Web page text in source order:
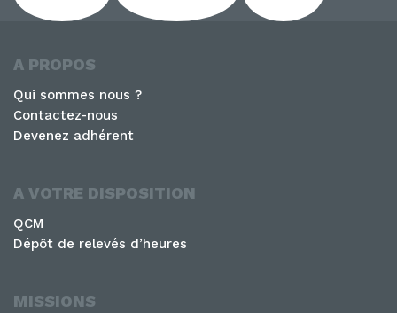
A PROPOS
Qui sommes nous ?
Contactez-nous
Devenez adhérent
A VOTRE DISPOSITION
QCM
Dépôt de relevés d’heures
MISSIONS